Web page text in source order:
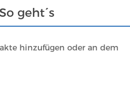
geht´s
hinzufügen oder an dem